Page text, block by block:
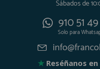
Sábados de
910 51
Solo para
★ Reséñanos